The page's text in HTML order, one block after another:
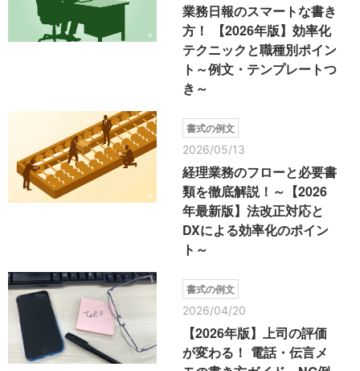
業務日報のスマートな書き
方！ 【2026年版】効率化
テクニックと職種別ポイン
ト～例文・テンプレートつ
き～
書式の例文
2026/05/13
経理業務のフローと必要書
類を徹底解説！～【2026
年最新版】法改正対応と
DXによる効率化のポイン
ト～
書式の例文
2026/04/20
【2026年版】上司の評価
が変わる！ 電話・伝言メ